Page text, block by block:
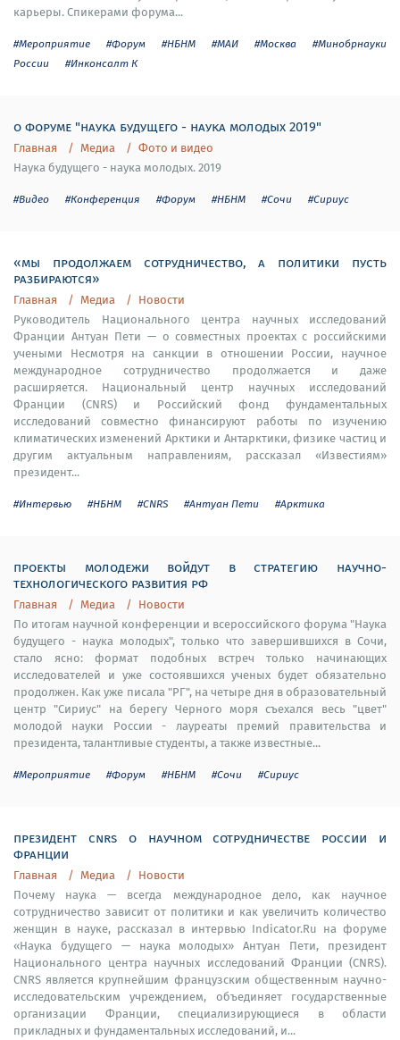
карьеры. Спикерами форума...
#Мероприятие #Форум #НБНМ #МАИ #Москва
#Минобрнауки
России
#Инконсалт К
о форуме "наука будущего - наука молодых 2019"
Главная Медиа
Фото и видео
Наука будущего - наука молодых. 2019
#Видео #Конференция #Форум #НБНМ #Сочи #Сириус
«мы продолжаем сотрудничество, а политики пусть
разбираются»
Главная Медиа
Новости
Руководитель Национального центра научных исследований
Франции Антуан Пети — о совместных проектах с российскими
учеными Несмотря на санкции в отношении России, научное
международное сотрудничество продолжается и даже
расширяется. Национальный центр научных исследований
Франции (CNRS) и Российский фонд фундаментальных
исследований совместно финансируют работы по изучению
климатических изменений Арктики и Антарктики, физике частиц и
другим актуальным направлениям, рассказал «Известиям»
президент...
#Интервью #НБНМ #CNRS #Антуан Пети #Арктика
проекты молодежи войдут в стратегию научно-
технологического развития рф
Главная Медиа
Новости
По итогам научной конференции и всероссийского форума "Наука
будущего - наука молодых", только что завершившихся в Сочи,
стало ясно: формат подобных встреч только начинающих
исследователей и уже состоявшихся ученых будет обязательно
продолжен. Как уже писала "РГ", на четыре дня в образовательный
центр "Сириус" на берегу Черного моря съехался весь "цвет"
молодой науки России - лауреаты премий правительства и
президента, талантливые студенты, а также известные...
#Мероприятие #Форум #НБНМ #Сочи #Сириус
президент cnrs о научном сотрудничестве россии и
франции
Главная Медиа
Новости
Почему наука — всегда международное дело, как научное
сотрудничество зависит от политики и как увеличить количество
женщин в науке, рассказал в интервью Indicator.Ru на форуме
«Наука будущего — наука молодых» Антуан Пети, президент
Национального центра научных исследований Франции (CNRS).
CNRS является крупнейшим французским общественным научно-
исследовательским учреждением, объединяет государственные
организации Франции, специализирующиеся в области
прикладных и фундаментальных исследований, и...